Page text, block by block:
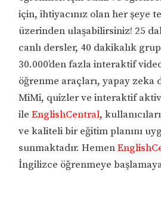
için, ihtiyacınız olan her şeye
üzerinden ulaşabilirsiniz! 25
canlı dersler, 40 dakikalık
30.000’den fazla interaktif
öğrenme araçları, yapay zeka
MiMi, quizler ve interaktif
ileEnglishCentral,
ve kaliteli bir eğitim planını
sunmaktadır. Hemen
İngilizce öğrenmeye